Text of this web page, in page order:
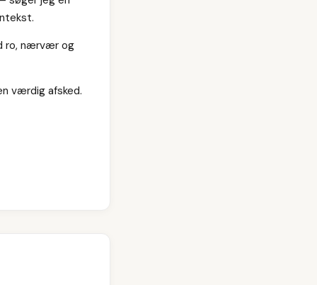
ro, nærvær og
værdig afsked.